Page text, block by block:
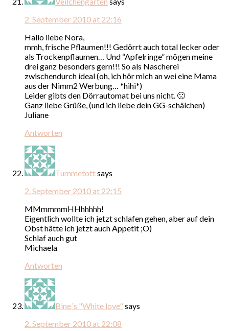
2. September 2010 at 22:16
Hallo liebe Nora,
mmh, frische Pflaumen!!! Gedörrt auch total lecker oder
als Trockenpflaumen… Und “Apfelringe” mögen meine
drei ganz besonders gern!!! So als Nascherei
zwischendurch ideal (oh, ich hör mich an wei eine Mama
aus der Nimm2 Werbung… *hihi*)
Leider gibts den Dörrautomat bei uns nicht. 🙁
Ganz liebe Grüße, (und ich liebe dein GG-schälchen)
Juliane
Antworten
Tummetottsays
2. September 2010 at 22:15
MMmmmmHHhhhhh!
Eigentlich wollte ich jetzt schlafen gehen, aber auf dein
Obst hätte ich jetzt auch Appetit ;O)
Schlaf auch gut
Michaela
Antworten
Bine´s "White love" says
2. September 2010 at 22:08